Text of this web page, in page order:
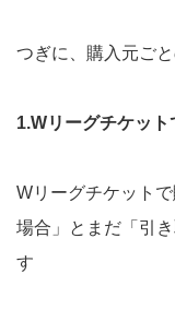
つぎに、購入元ご
1.Wリーグチケッ
Wリーグチケット
場合」とまだ「引
す